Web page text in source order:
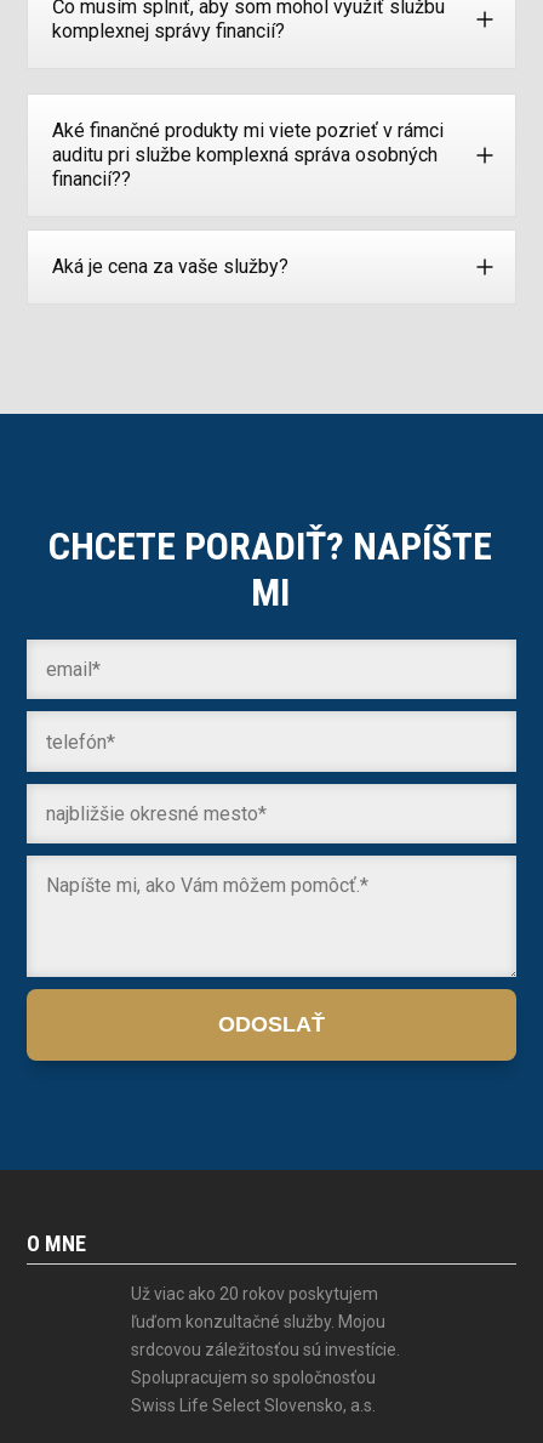
Čo musím splniť, aby som mohol využiť službu
komplexnej správy financií?
Aké finančné produkty mi viete pozrieť v rámci
auditu pri službe komplexná správa osobných
financií??
Aká je cena za vaše služby?
CHCETE PORADIŤ? NAPÍŠTE
MI
ODOSLAŤ
O MNE
Už viac ako 20 rokov poskytujem
ľuďom konzultačné služby. Mojou
srdcovou záležitosťou sú investície.
Spolupracujem so spoločnosťou
Swiss Life Select Slovensko, a.s.